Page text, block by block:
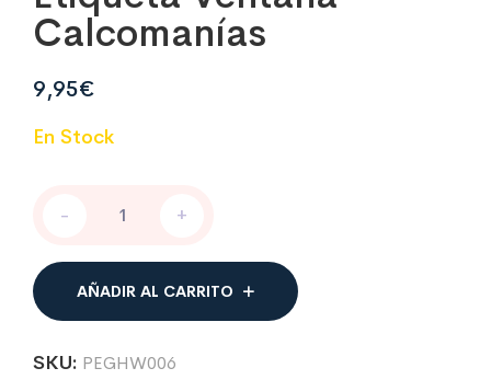
Calcomanías
9,95€
En Stock
Halloween
para
ventanas
Decoración
- +
AÑADIR AL CARRITO
SKU: PEGHW006